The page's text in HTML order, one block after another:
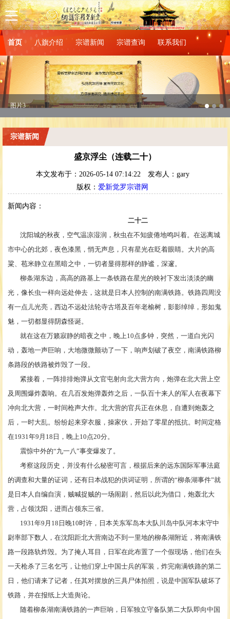
首页 八旗介绍 宗谱新闻 宗谱查询 联系我们
图片3
宗谱新闻
盛京浮尘（连载二十）
本文发布于：2026-05-14 07:14:22
发布人：gary
版权： 爱新觉罗宗谱网
新闻内容：
二十二
沈阳城的秋夜，空气温凉湿润，秋虫在不知疲倦地鸣叫着。在远离城
市中心的北郊，夜色漆黑，悄无声息，只有星光在眨着眼睛。大片的高
粱、苞米静立在黑暗之中，一切者显得那样的静谧，深邃。
柳条湖东边，高高的路基上一条铁路在星光的映衬下发出淡淡的幽
光，像长虫一样向远处伸去，这就是日本人控制的南满铁路。铁路四周没
有一点儿光亮，西边不远处法轮寺古塔及百年老榆树，影影绰绰，形如鬼
魅，一切都显得阴森怪诞。
就在这在万籁寂静的暗夜之中，晚上10点多钟，突然，一道白光闪
动，轰地一声巨响，大地微微颤动了一下，响声划破了夜空，南满铁路柳
条路段的铁路被炸毁了一段。
紧接着，一阵排排炮弹从文官屯射向北大营方向，炮弹在北大营上空
及周围爆炸轰响。在几百发炮弹轰炸之后，一队百十来人的军人在夜幕下
冲向北大营，一时间枪声大作。北大营的官兵正在休息，自遭到炮轰之
后，一时大乱。纷纷起来穿衣服，操家伙，开始了零星的抵抗。时间定格
在1931年9月18日，晚上10点20分。
震惊中外的“九一八”事变爆发了。
考察这段历史，并没有什么秘密可言，根据后来的远东国际军事法庭
的调查和大量的证词，还有日本战犯的供词证明，所谓的“柳条湖事件”就
是日本人自编自演，贼喊捉贼的一场闹剧，然后以此为借口，炮轰北大
营，占领沈阳，进而占领东三省。
1931年9月18日晚10时许，日本关东军岛本大队川岛中队河本末守中
尉率部下数人，在沈阳距北大营南边不到一里地的柳条湖附近，将南满铁
路一段路轨炸毁。为了掩人耳目，日军在此布置了一个假现场，他们在头
一天枪杀了三名乞丐，让他们穿上中国士兵的军装，炸完南满铁路的第二
日，他们请来了记者，任其对摆放的三具尸体拍照，说是中国军队破坏了
铁路，并在报纸上大造舆论。
随着柳条湖南满铁路的一声巨响，日军独立守备队第二大队即向中国